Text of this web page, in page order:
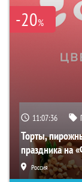
-20%
11:07:35
Торты,
праздника на
Россия